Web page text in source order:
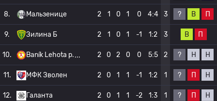
8. Мальзенице 2 1 0 1 0 4:4 3 ? В П
9. Зилина Б 2 1 0 1 -1 1:2 3 В П
10. Baník Lehota p. 2 0 2 0 0 5:5 2 ? Н Н
11. МФК Зволен 2 0 1 1 -1 1:2 1 ? П Н
12. Галанта 2 0 1 1 -2 1:3 1 ? П Н